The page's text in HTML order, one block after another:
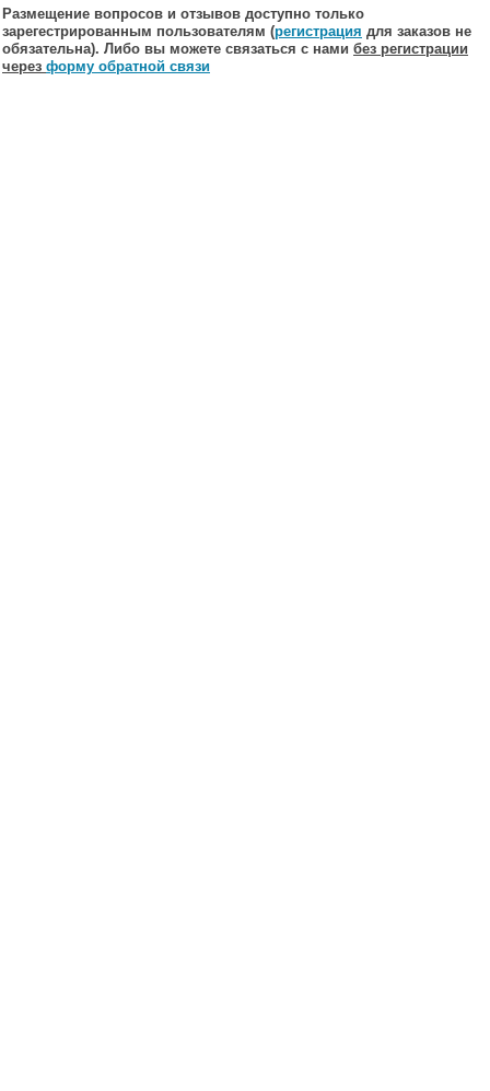
Размещение вопросов и отзывов доступно только
зарегестрированным пользователям (регистрация для заказов не
обязательна). Либо вы можете связаться с нами без регистрации
через форму обратной связи